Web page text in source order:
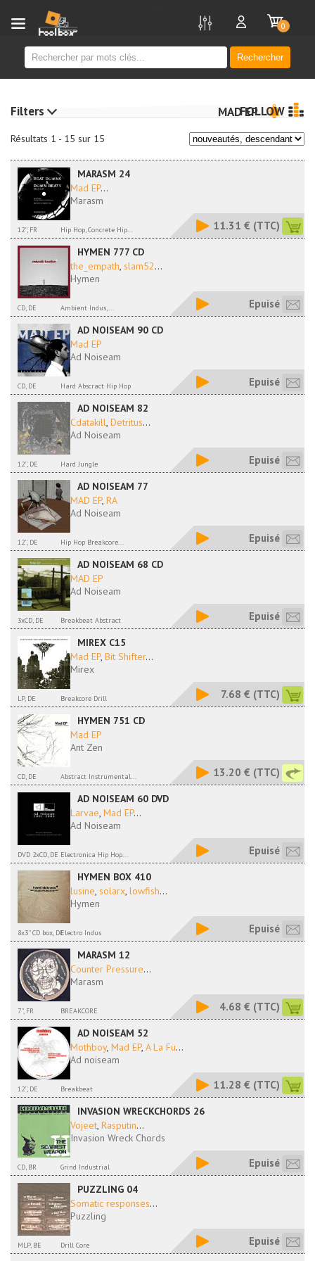
Rechercher
0
Résultats 1 - 15 sur 15
MAD EPFOLLOW
MARASM 24
Mad EP...
Marasm
12'', FR Hip Hop, Concrete Hip... 11.31 € (TTC)
HYMEN 777 CD
the_empath, slam52...
Hymen
CD, DE Ambient Indus,... Epuisé
AD NOISEAM 90 CD
Mad EP
Ad Noiseam
CD, DE Hard Abscract Hip Hop Epuisé
AD NOISEAM 82
Cdatakill, Detritus...
Ad Noiseam
12'', DE Hard Jungle Epuisé
AD NOISEAM 77
MAD EP, RA
Ad Noiseam
12'', DE Hip Hop Breakcore... Epuisé
AD NOISEAM 68 CD
MAD EP
Ad Noiseam
3xCD, DE Breakbeat Abstract Epuisé
MIREX C15
Mad EP, Bit Shifter...
Mirex
LP, DE Breakcore Drill 7.68 € (TTC)
HYMEN 751 CD
Mad EP
Ant Zen
CD, DE Abstract Instrumental... 13.20 € (TTC)
AD NOISEAM 60 DVD
Larvae, Mad EP...
Ad Noiseam
DVD 2xCD, DE Electronica Hip Hop... Epuisé
HYMEN BOX 410
lusine, solarx, lowfish...
Hymen
8x3'' CD box, DEElectro Indus Epuisé
MARASM 12
Counter Pressure...
Marasm
7'', FR BREAKCORE 4.68 € (TTC)
AD NOISEAM 52
Mothboy, Mad EP, A La Fu...
Ad noiseam
12'', DE Breakbeat 11.28 € (TTC)
INVASION WRECKCHORDS 26
Vojeet, Rasputin...
Invasion Wreck Chords
CD, BR Grind Industrial Epuisé
PUZZLING 04
Somatic responses...
Puzzling
MLP, BE Drill Core Epuisé
Filters